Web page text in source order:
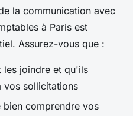
la communication avec
à Paris est
Assurez-vous que :
les joindre et qu'ils
vos sollicitations
bien comprendre vos